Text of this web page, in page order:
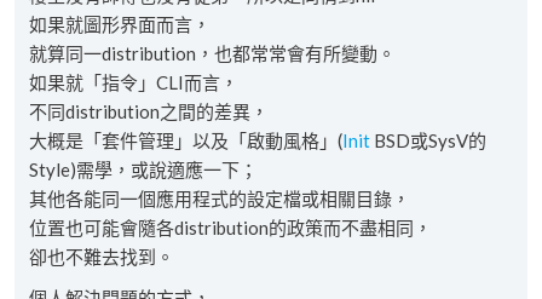
如果就圖形界面而言，
就算同一distribution，也都常常會有所變動。
如果就「指令」CLI而言，
不同distribution之間的差異，
大概是「套件管理」以及「啟動風格」(Init BSD或SysV的
Style)需學，或說適應一下；
其他各能同一個應用程式的設定檔或相關目錄，
位置也可能會隨各distribution的政策而不盡相同，
卻也不難去找到。